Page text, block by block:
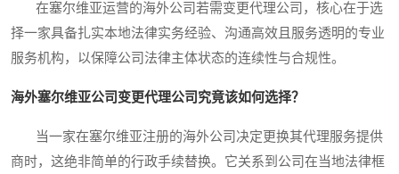
在塞尔维亚运营的海外公司若需变更代理公司，核心在于选
择一家具备扎实本地法律实务经验、沟通高效且服务透明的专业
服务机构，以保障公司法律主体状态的连续性与合规性。
海外塞尔维亚公司变更代理公司究竟该如何选择？
当一家在塞尔维亚注册的海外公司决定更换其代理服务提供
商时，这绝非简单的行政手续替换。它关系到公司在当地法律框